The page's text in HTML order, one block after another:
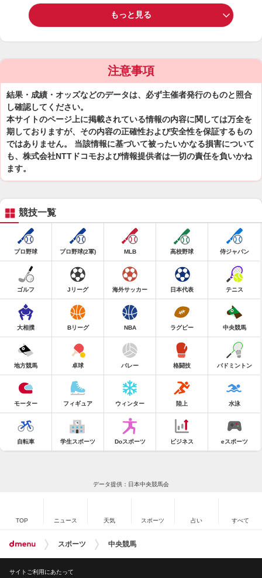
もっと見る
注意事項
結果・成績・オッズなどのデータは、必ず主催者発行のものと照合
し確認してください。
本サイトのページ上に掲載されている情報の内容に関しては万全を
期しておりますが、その内容の正確性および安全性を保証するもの
ではありません。 当該情報に基づいて被ったいかなる損害について
も、株式会社NTTドコモおよび情報提供者は一切の責任を負いかね
ます。
競技一覧
プロ野球 プロ野球(2軍) MLB 高校野球 侍ジャパン
ゴルフ Jリーグ 海外サッカー 日本代表 テニス
大相撲 Bリーグ NBA ラグビー 中央競馬
地方競馬 卓球 バレー 格闘技 バドミントン
モーター フィギュア ウィンター 陸上 水泳
自転車 学生スポーツ Doスポーツ ビジネス eスポーツ
データ提供：日本中央競馬会
TOP ニュース 天気 スポーツ 占い すべて
スポーツ 中央競馬
サイトご利用にあたって